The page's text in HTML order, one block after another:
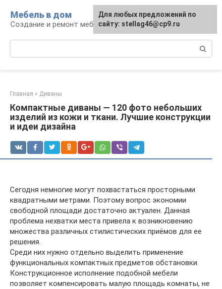
контенту
Мебель в дом
Создание и ремонт мебели
Главная » Диваны
Компактные диваны — 120 фото небольших
изделий из кожи и ткани. Лучшие конструкции
и идеи дизайна
Сегодня немногие могут похвастаться просторными
квадратными метрами. Поэтому вопрос экономии
свободной площади достаточно актуален. Данная
проблема нехватки места привела к возникновению
множества различных стилистических приёмов для ее
решения.
Среди них нужно отдельно выделить применение
функциональных компактных предметов обстановки.
Конструкционное исполнение подобной мебели
позволяет компенсировать малую площадь комнаты, не
Для любых предложений по
сайту: stellag46@cp9.ru